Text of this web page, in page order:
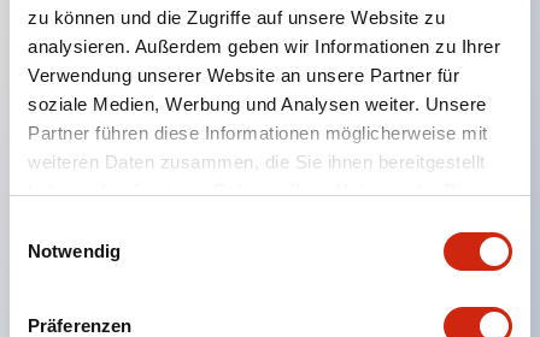
zu können und die Zugriffe auf unsere Website zu
analysieren. Außerdem geben wir Informationen zu Ihrer
Verwendung unserer Website an unsere Partner für
soziale Medien, Werbung und Analysen weiter. Unsere
Partner führen diese Informationen möglicherweise mit
weiteren Daten zusammen, die Sie ihnen bereitgestellt
haben oder die sie im Rahmen Ihrer Nutzung der Dienste
Notwendig
Präferenzen
Hauptmerkmale
Mehrfachbefestigung möglich
Schutzart IP65 (IEC60529)